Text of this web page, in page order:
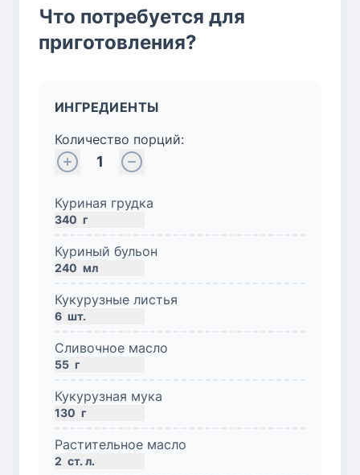
Что потребуется для
приготовления?
ИНГРЕДИЕНТЫ
Количество порций:
1
Куриная грудка
340 г
Куриный бульон
240 мл
Кукурузные листья
6 шт.
Сливочное масло
55 г
Кукурузная мука
130 г
Растительное масло
2 ст. л.